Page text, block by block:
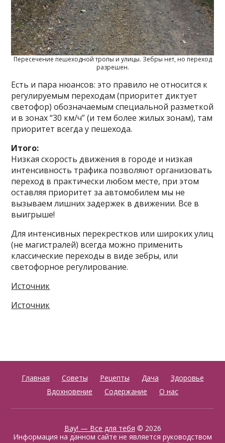
Пересечение пешеходной тропы и улицы. Зебры нет, но переход
разрешен.
Есть и пара нюансов: это правило не относится к
регулируемым переходам (приоритет диктует
светофор) обозначаемым специальной разметкой
и в зонах “30 км/ч” (и тем более жилых зонам), там
приоритет всегда у пешехода.
Итого:
Низкая скорость движения в городе и низкая
интенсивность трафика позволяют организовать
переход в практически любом месте, при этом
оставляя приоритет за автомобилем мы не
вызываем лишних задержек в движении. Все в
выигрыше!
Для интенсивных перекрестков или широких улиц
(не магистралей) всегда можно применить
классические переходы в виде зебры, или
светофорное регулирование.
Источник
Источник
Главная Советы Рецепты Дача
Здоровье
Вдохновение
Содержание О нас
Вау! — Все для тебя © 2026
Информация на данном сайте не является руководством